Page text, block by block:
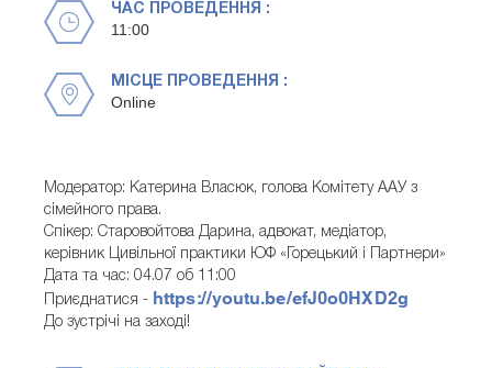
ЧАС ПРОВЕДЕННЯ :
11:00
МІСЦЕ ПРОВЕДЕННЯ :
Online
Модератор: Катерина Власюк, голова Комітету ААУ з
сімейного права.
Спікер: Старовойтова Дарина, адвокат, медіатор,
керівник Цивільної практики ЮФ «Горецький і Партнери»
Дата та час: 04.07 об 11:00
Приєднатися - https://youtu.be/efJ0o0HXD2g
До зустрічі на заході!